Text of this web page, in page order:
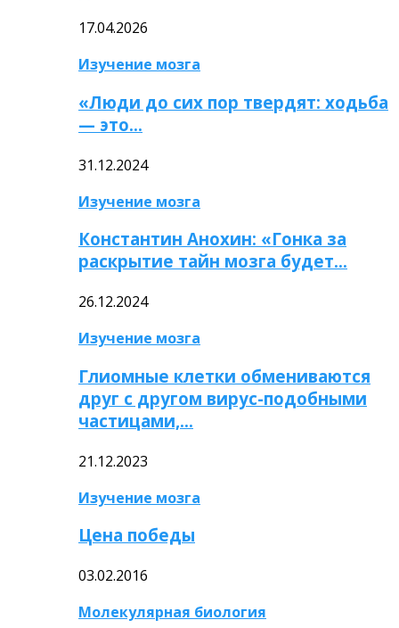
17.04.2026
Изучение мозга
«Люди до сих пор твердят: ходьба
— это…
31.12.2024
Изучение мозга
Константин Анохин: «Гонка за
раскрытие тайн мозга будет…
26.12.2024
Изучение мозга
Глиомные клетки обмениваются
друг с другом вирус-подобными
частицами,…
21.12.2023
Изучение мозга
Цена победы
03.02.2016
Молекулярная биология